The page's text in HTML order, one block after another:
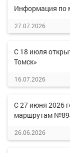
Информация по
27.07.2026
С 18 июля
Томск»
16.07.2026
С 27 июня 2026
маршрутам
26.06.2026